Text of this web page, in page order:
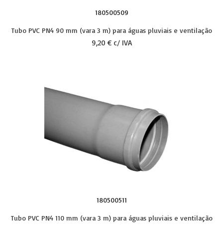
180500509
Tubo PVC PN4 90 mm (vara 3 m) para águas pluviais e ventilação
9,20 € c/ IVA
180500511
Tubo PVC PN4 110 mm (vara 3 m) para águas pluviais e ventilação